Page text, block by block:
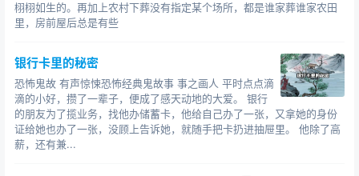
栩栩如生的。再加上农村下葬没有指定某个场所，都是谁家葬谁家农田
里，房前屋后总是有些
银行卡里的秘密
恐怖鬼故 有声惊悚恐怖经典鬼故事 事之画人 平时点点滴
滴的小好，攒了一辈子，便成了感天动地的大爱。 银行
的朋友为了揽业务，找他办储蓄卡，他给自己办了一张，又拿她的身份
证给她也办了一张，没顾上告诉她，就随手把卡扔进抽屉里。 他除了高
薪，还有兼...